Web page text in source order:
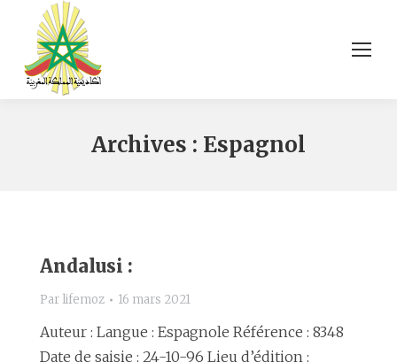
Archives : Espagnol
Andalusi :
Par lifemoz 16 mars 2021
Auteur : Langue : Espagnole Référence : 8348
Date de saisie : 24-10-96 Lieu d’édition :